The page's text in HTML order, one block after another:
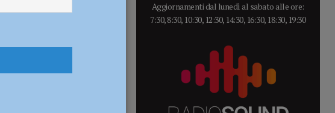
Aggiornamenti dal lunedì al sabato alle ore:
7:30, 8:30, 10:30, 12:30, 14:30, 16:30, 18:30, 19:30